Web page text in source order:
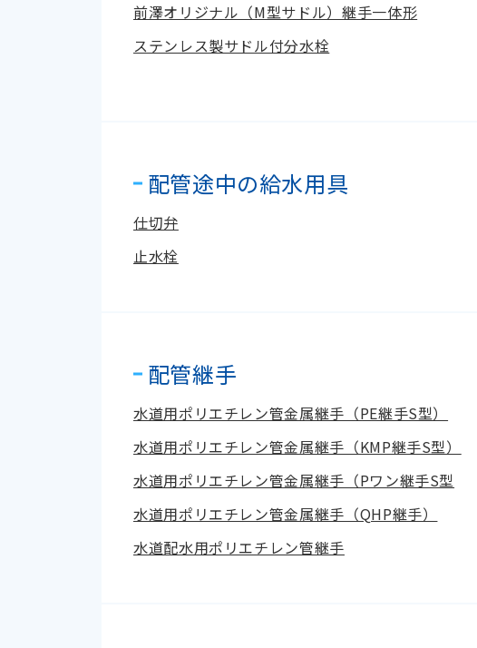
前澤オリジナル（M型サドル）継手一体形
ステンレス製サドル付分水栓
配管途中の給水用具
仕切弁
止水栓
配管継手
水道用ポリエチレン管金属継手（PE継手S型）
水道用ポリエチレン管金属継手（KMP継手S型）
水道用ポリエチレン管金属継手（Pワン継手S型
水道用ポリエチレン管金属継手（QHP継手）
水道配水用ポリエチレン管継手